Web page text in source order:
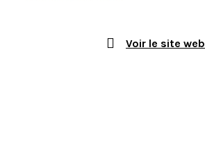
Voir le site web